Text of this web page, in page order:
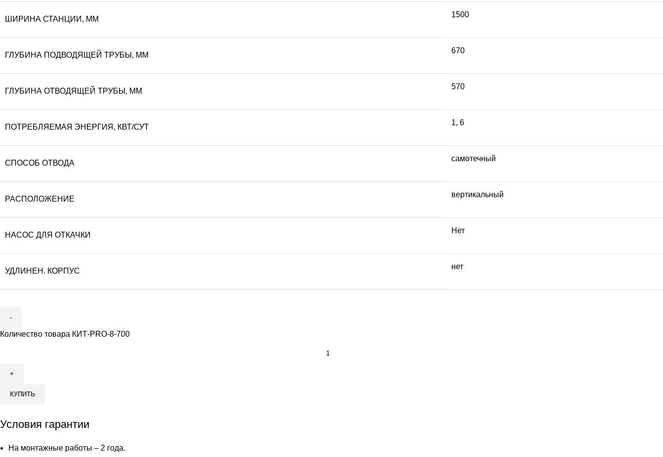
ШИРИНА СТАНЦИИ, ММ
1500
ГЛУБИНА ПОДВОДЯЩЕЙ ТРУБЫ, ММ
670
ГЛУБИНА ОТВОДЯЩЕЙ ТРУБЫ, ММ
570
ПОТРЕБЛЯЕМАЯ ЭНЕРГИЯ, КВТ/СУТ
1, 6
СПОСОБ ОТВОДА
самотечный
РАСПОЛОЖЕНИЕ
вертикальный
НАСОС ДЛЯ ОТКАЧКИ
Нет
УДЛИНЕН. КОРПУС
нет
Количество товара КИТ-PRO-8-700
КУПИТЬ
Условия гарантии
На монтажные работы – 2 года.